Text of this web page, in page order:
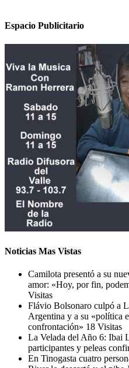
Espacio Publicitario
Noticias Mas Vistas
Camilota presentó a su
amor: «Hoy, por fin,
Visitas
Flávio Bolsonaro culpó a
Argentina y a su «política
confrontación» 18 Visitas
La Velada del Año 6: Ibai
participantes y peleas
En Tinogasta cuatro